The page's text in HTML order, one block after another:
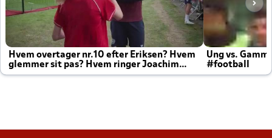
Hvem overtager nr.10 efter Eriksen? Hvem
glemmer sit pas? Hvem ringer Joachim
altid til efter kampe?
Ung vs.
#football